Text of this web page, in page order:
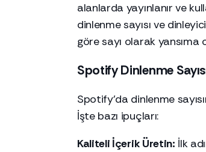
alanlarda yayınlanır ve
dinlenme sayısı ve
göre sayı olarak yansıma
Spotify Dinlenme
Spotify'da dinlenme
İşte bazı ipuçları:
Kaliteli İçerik Üretin: İlk